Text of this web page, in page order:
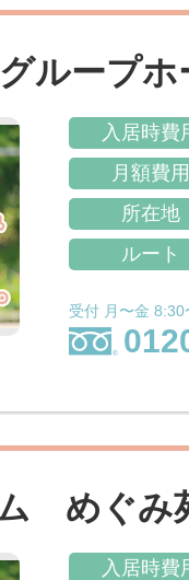
ループホ
入居時費
月額費用
所在地
ルート
受付 月〜金
ム めぐみ
入居時費